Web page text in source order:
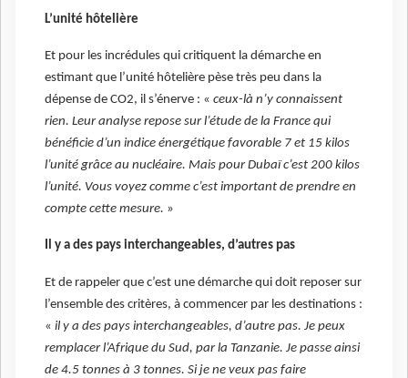
L’unité hôtelière
Et pour les incrédules qui critiquent la démarche en
estimant que l’unité hôtelière pèse très peu dans la
dépense de CO2, il s’énerve : « ceux-là n’y connaissent
rien. Leur analyse repose sur l’étude de la France qui
bénéficie d’un indice énergétique favorable 7 et 15 kilos
l’unité grâce au nucléaire. Mais pour Dubaï c’est 200 kilos
l’unité. Vous voyez comme c’est important de prendre en
compte cette mesure. »
Il y a des pays interchangeables, d’autres pas
Et de rappeler que c’est une démarche qui doit reposer sur
l’ensemble des critères, à commencer par les destinations :
« il y a des pays interchangeables, d’autre pas. Je peux
remplacer l’Afrique du Sud, par la Tanzanie. Je passe ainsi
de 4.5 tonnes à 3 tonnes. Si je ne veux pas faire